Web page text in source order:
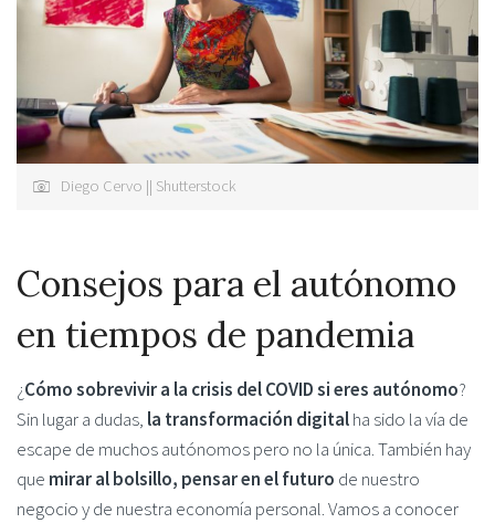
Diego Cervo || Shutterstock
Consejos para el autónomo
en tiempos de pandemia
¿Cómo sobrevivir a la crisis del COVID si eres autónomo?
Sin lugar a dudas, la transformación digitalha sido la vía de
escape de muchos autónomos pero no la única. También hay
que mirar al bolsillo, pensar en el futuro de nuestro
negocio y de nuestra economía personal. Vamos a conocer